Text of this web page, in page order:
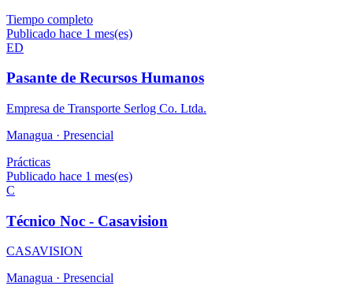
Tiempo completo
Publicado hace 1 mes(es)
ED
Pasante de Recursos Humanos
Empresa de Transporte Serlog Co. Ltda.
Managua · Presencial
Prácticas
Publicado hace 1 mes(es)
C
Técnico Noc - Casavision
CASAVISION
Managua · Presencial